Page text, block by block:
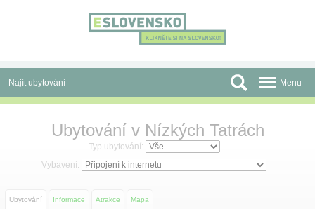
Najít ubytování
Skupiny a konference
Menu
Ubytování v Nízkých Tatrách
Typ ubytování:
Vybavení:
Ubytování Informace Atrakce Mapa